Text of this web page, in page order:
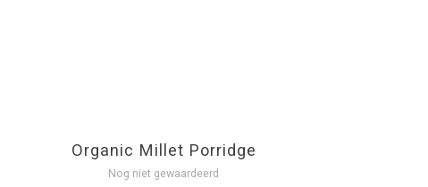
Organic Millet Porridge
Nog niet gewaardeerd